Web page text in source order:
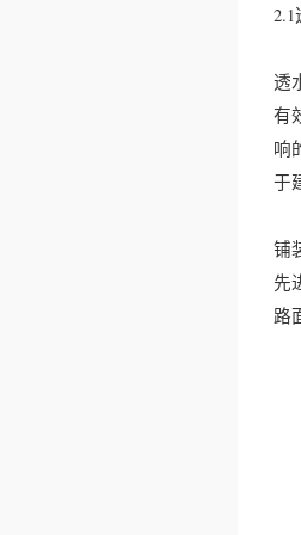
透
有
响
于
铺
先
路